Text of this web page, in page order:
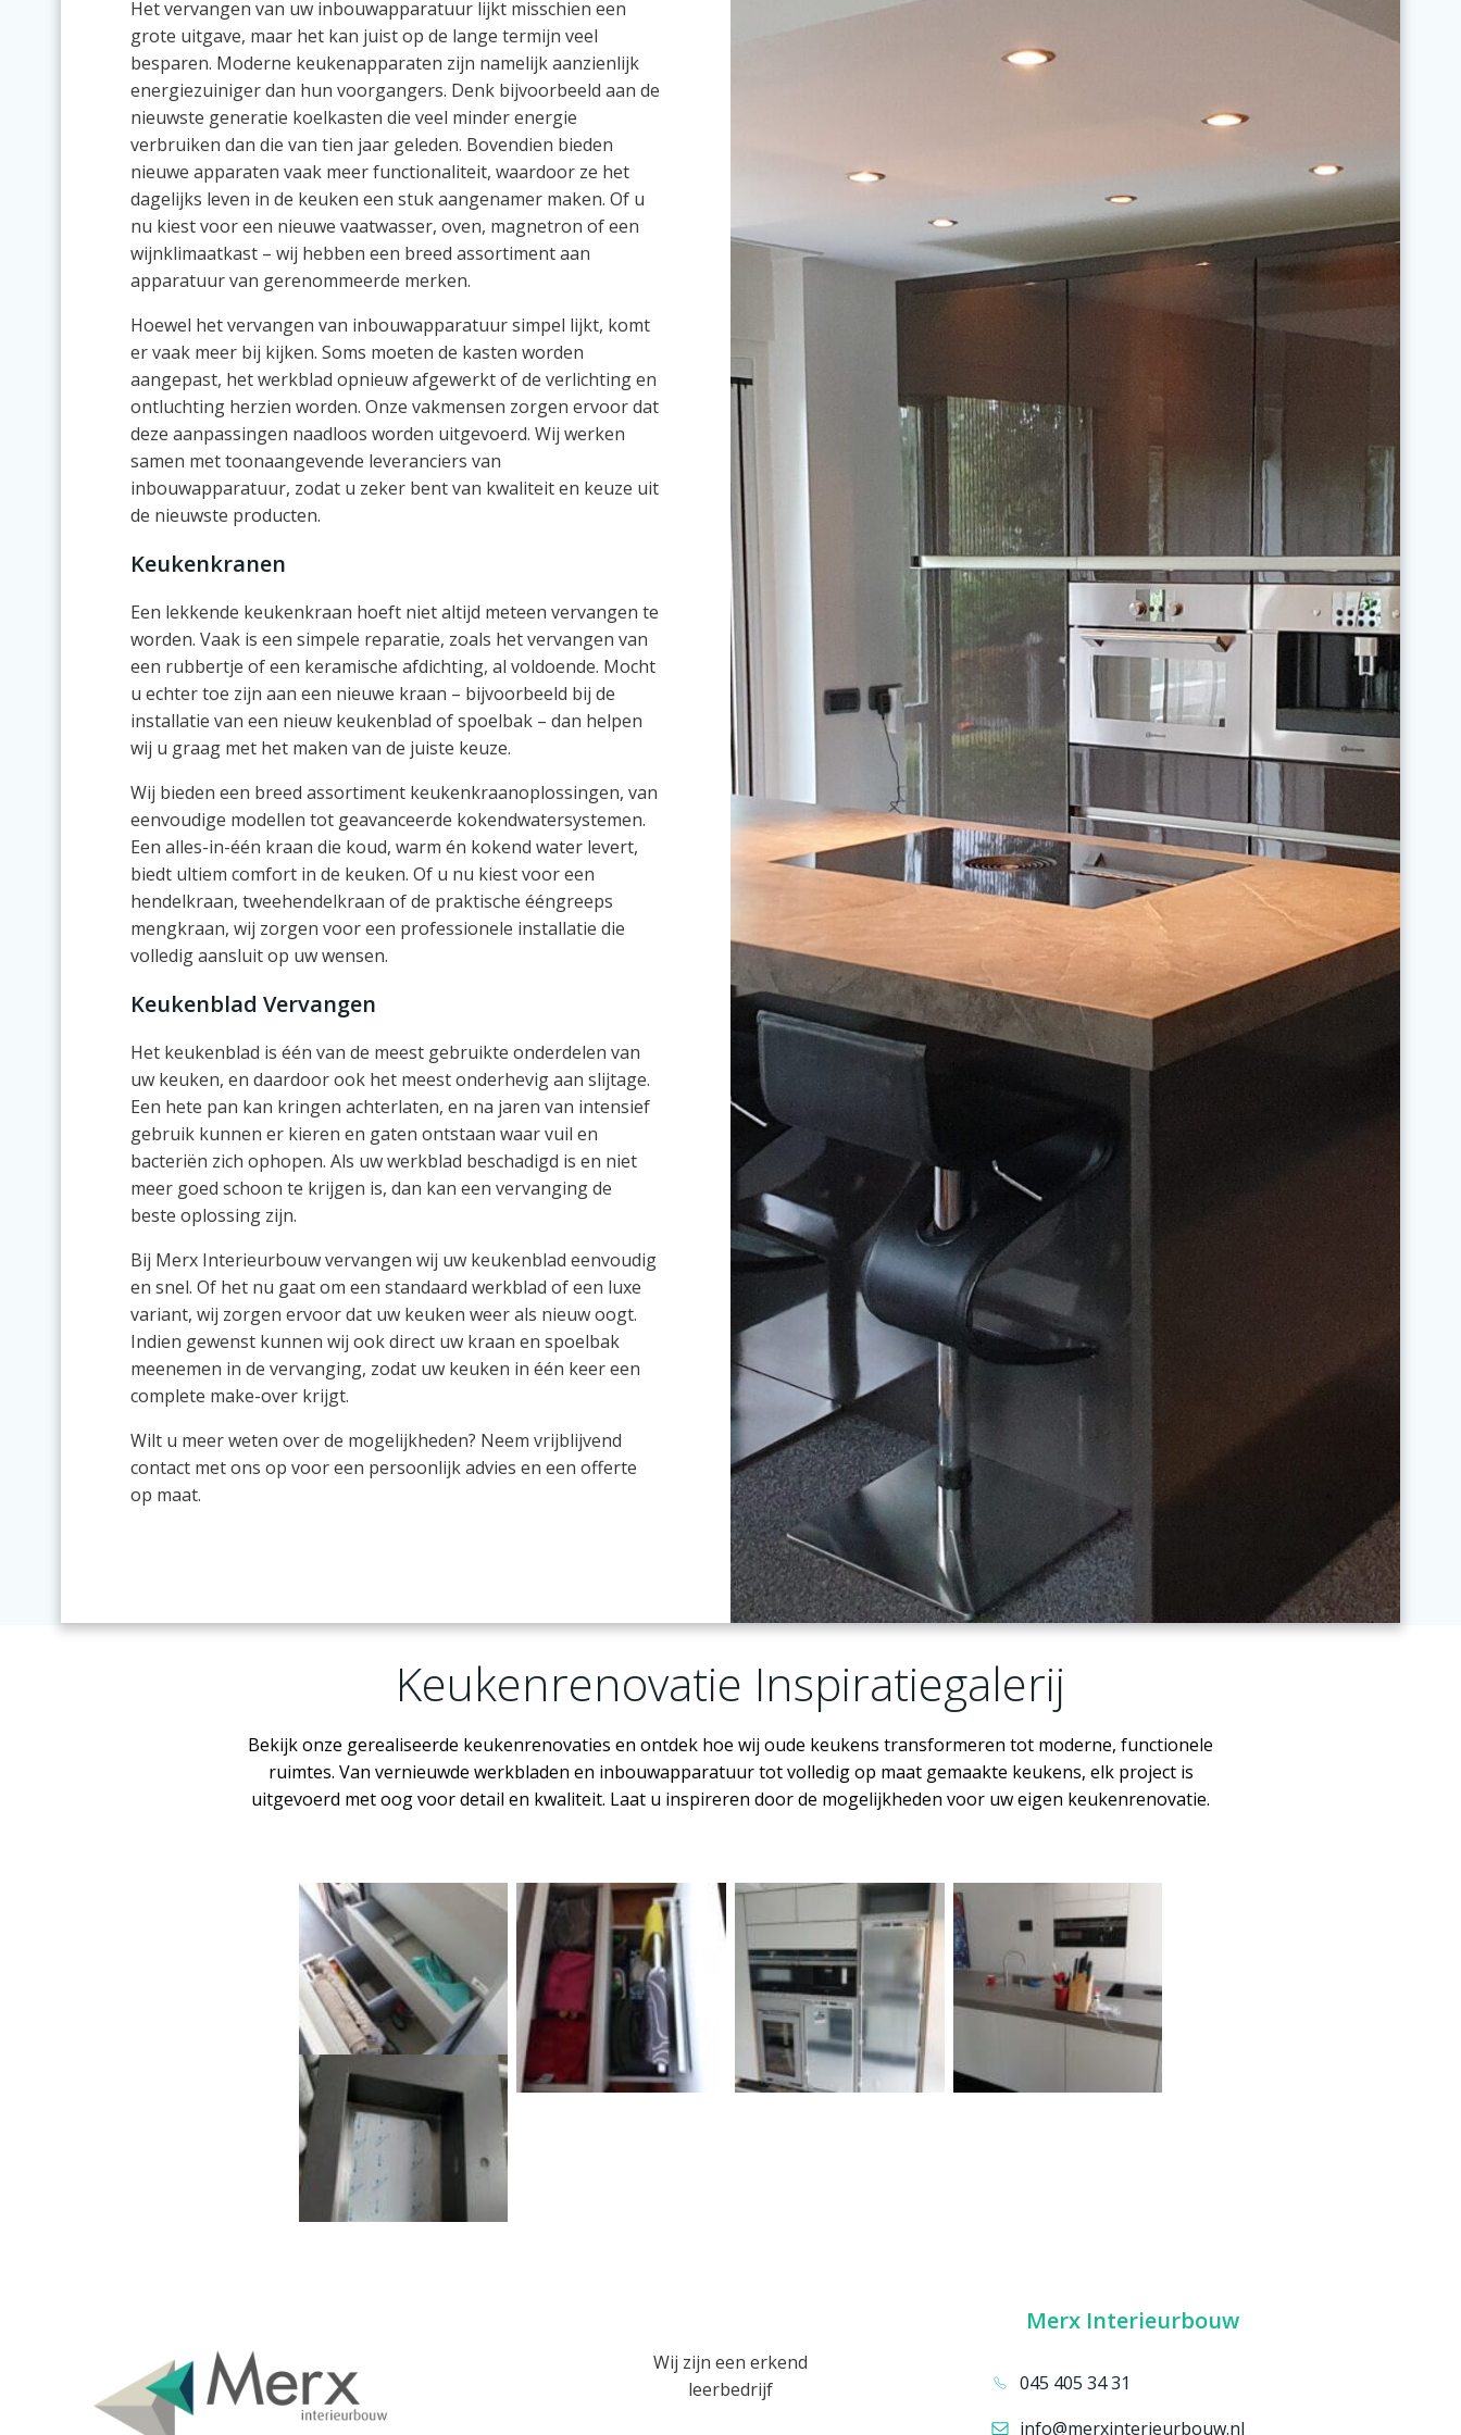
Het vervangen van uw inbouwapparatuur lijkt misschien een
grote uitgave, maar het kan juist op de lange termijn veel
besparen. Moderne keukenapparaten zijn namelijk aanzienlijk
energiezuiniger dan hun voorgangers. Denk bijvoorbeeld aan de
nieuwste generatie koelkasten die veel minder energie
verbruiken dan die van tien jaar geleden. Bovendien bieden
nieuwe apparaten vaak meer functionaliteit, waardoor ze het
dagelijks leven in de keuken een stuk aangenamer maken. Of u
nu kiest voor een nieuwe vaatwasser, oven, magnetron of een
wijnklimaatkast – wij hebben een breed assortiment aan
apparatuur van gerenommeerde merken.
Hoewel het vervangen van inbouwapparatuur simpel lijkt, komt
er vaak meer bij kijken. Soms moeten de kasten worden
aangepast, het werkblad opnieuw afgewerkt of de verlichting en
ontluchting herzien worden. Onze vakmensen zorgen ervoor dat
deze aanpassingen naadloos worden uitgevoerd. Wij werken
samen met toonaangevende leveranciers van
inbouwapparatuur, zodat u zeker bent van kwaliteit en keuze uit
de nieuwste producten.
Keukenkranen
Een lekkende keukenkraan hoeft niet altijd meteen vervangen te
worden. Vaak is een simpele reparatie, zoals het vervangen van
een rubbertje of een keramische afdichting, al voldoende. Mocht
u echter toe zijn aan een nieuwe kraan – bijvoorbeeld bij de
installatie van een nieuw keukenblad of spoelbak – dan helpen
wij u graag met het maken van de juiste keuze.
Wij bieden een breed assortiment keukenkraanoplossingen, van
eenvoudige modellen tot geavanceerde kokendwatersystemen.
Een alles-in-één kraan die koud, warm én kokend water levert,
biedt ultiem comfort in de keuken. Of u nu kiest voor een
hendelkraan, tweehendelkraan of de praktische ééngreeps
mengkraan, wij zorgen voor een professionele installatie die
volledig aansluit op uw wensen.
Keukenblad Vervangen
Het keukenblad is één van de meest gebruikte onderdelen van
uw keuken, en daardoor ook het meest onderhevig aan slijtage.
Een hete pan kan kringen achterlaten, en na jaren van intensief
gebruik kunnen er kieren en gaten ontstaan waar vuil en
bacteriën zich ophopen. Als uw werkblad beschadigd is en niet
meer goed schoon te krijgen is, dan kan een vervanging de
beste oplossing zijn.
Bij Merx Interieurbouw vervangen wij uw keukenblad eenvoudig
en snel. Of het nu gaat om een standaard werkblad of een luxe
variant, wij zorgen ervoor dat uw keuken weer als nieuw oogt.
Indien gewenst kunnen wij ook direct uw kraan en spoelbak
meenemen in de vervanging, zodat uw keuken in één keer een
complete make-over krijgt.
Wilt u meer weten over de mogelijkheden? Neem vrijblijvend
contact met ons op voor een persoonlijk advies en een offerte
op maat.
Keukenrenovatie Inspiratiegalerij
Bekijk onze gerealiseerde keukenrenovaties en ontdek hoe wij oude keukens transformeren tot moderne, functionele
ruimtes. Van vernieuwde werkbladen en inbouwapparatuur tot volledig op maat gemaakte keukens, elk project is
uitgevoerd met oog voor detail en kwaliteit. Laat u inspireren door de mogelijkheden voor uw eigen keukenrenovatie.
Wij zijn een erkend
leerbedrijf
Merx Interieurbouw
045 405 34 31
info@merxinterieurbouw.nl